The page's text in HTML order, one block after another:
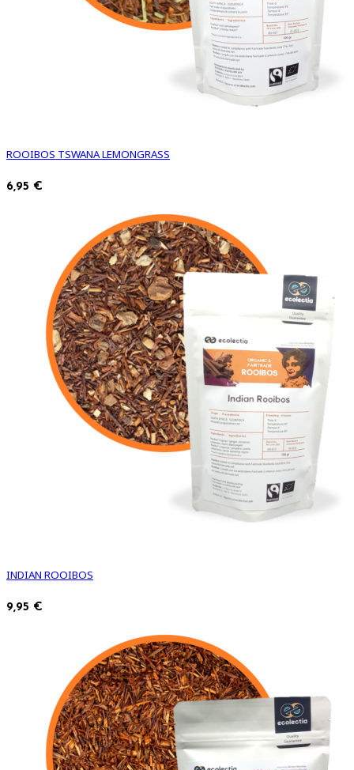
ROOIBOS TSWANA LEMONGRASS
6,95 €
INDIAN ROOIBOS
9,95 €